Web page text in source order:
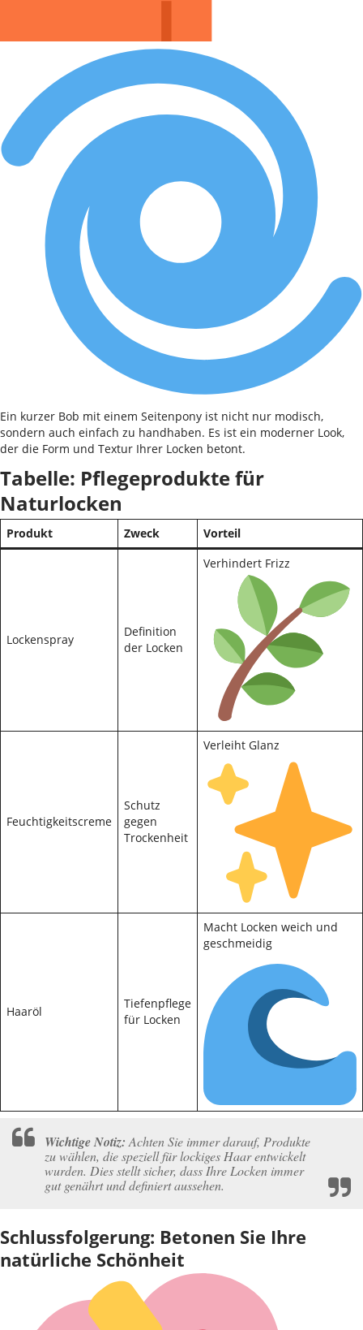
Ein kurzer Bob mit einem Seitenpony ist nicht nur modisch,
sondern auch einfach zu handhaben. Es ist ein moderner Look,
der die Form und Textur Ihrer Locken betont.
Tabelle: Pflegeprodukte für
Naturlocken
Produkt Zweck Vorteil
Lockenspray
Definition
der Locken
Verhindert Frizz
Feuchtigkeitscreme
Schutz
gegen
Trockenheit
Verleiht Glanz
Haaröl
Tiefenpflege
für Locken
Macht Locken weich und
geschmeidig
Wichtige Notiz: Achten Sie immer darauf, Produkte
zu wählen, die speziell für lockiges Haar entwickelt
wurden. Dies stellt sicher, dass Ihre Locken immer
gut genährt und definiert aussehen.
Schlussfolgerung: Betonen Sie Ihre
natürliche Schönheit